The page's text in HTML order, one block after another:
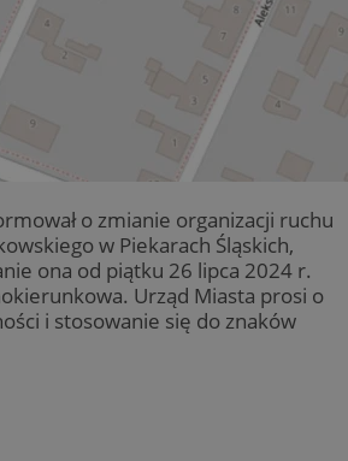
o zmianie organizacji ruchu
w Piekarach Śląskich,
ona od piątku 26 lipca 2024 r.
Urząd Miasta prosi o
i stosowanie się do znaków